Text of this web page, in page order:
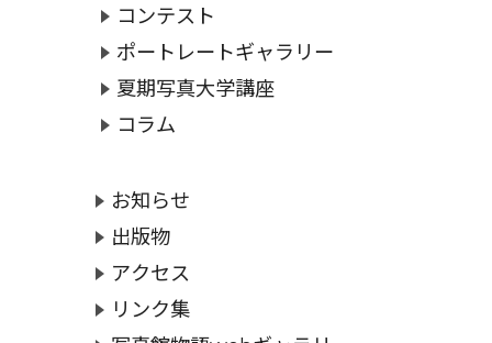
コンテスト
ポートレートギャラリー
夏期写真大学講座
コラム
お知らせ
出版物
アクセス
リンク集